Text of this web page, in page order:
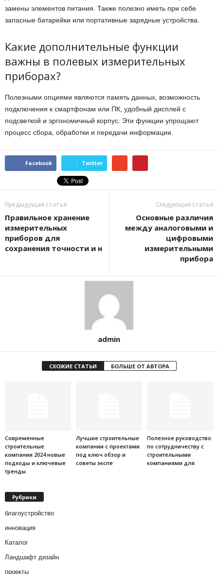
замены элементов питания. Также полезно иметь при себе
запасные батарейки или портативные зарядные устройства.
Какие дополнительные функции
важны в полевых измерительных
приборах?
Полезными опциями являются память данных, возможность
подключения к смартфонам или ПК, удобный дисплей с
подсветкой и эргономичный корпус. Эти функции упрощают
процесс сбора, обработки и передачи информации.
Facebook Twitter
Предыдущая статья
Правильное хранение
измерительных
приборов для
сохранения точности и н
Следующая статья
Основные различия
между аналоговыми и
цифровыми
измерительными
прибора
admin
СХОЖИЕ СТАТЬИ БОЛЬШЕ ОТ АВТОРА
Современные
строительные
компании 2024 новые
подходы и ключевые
тренды
Лучшие строительные
компании с проектами
под ключ обзор и
советы экспе
Полезное руководство
по сотрудничеству с
строительными
компаниями для
Рубрики
благоустройство
инновация
Каталог
Ландшафт дизайн
проекты